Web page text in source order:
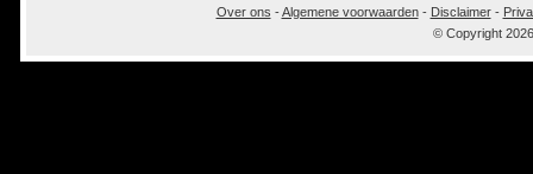
Over ons -Algemene voorwaarden- Disclaimer-
© Copyright